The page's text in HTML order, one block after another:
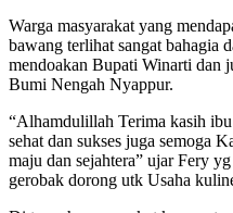
Warga masyarakat yang
bawang terlihat sangat bahagia
mendoakan Bupati Winarti dan
Bumi Nengah Nyappur.
“Alhamdulillah Terima kasih
sehat dan sukses juga semoga
maju dan sejahtera” ujar Fery
gerobak dorong utk Usaha